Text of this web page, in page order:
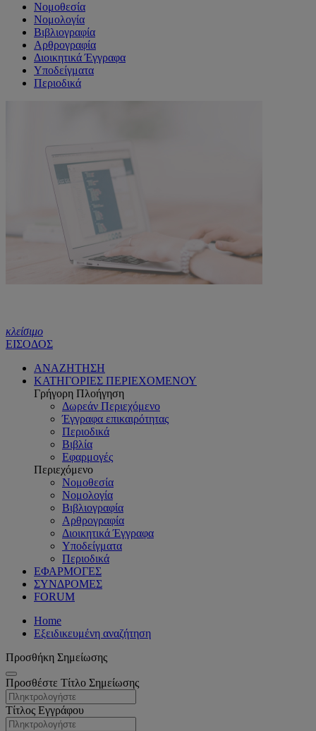
Νομοθεσία
Νομολογία
Βιβλιογραφία
Αρθρογραφία
Διοικητικά Έγγραφα
Υποδείγματα
Περιοδικά
κλείσιμο
ΕΙΣΟΔΟΣ
ΑΝΑΖΗΤΗΣΗ
ΚΑΤΗΓΟΡΙΕΣ ΠΕΡΙΕΧΟΜΕΝΟΥ
Γρήγορη Πλοήγηση
Δωρεάν Περιεχόμενο
Έγγραφα επικαιρότητας
Περιοδικά
Βιβλία
Εφαρμογές
Περιεχόμενο
Νομοθεσία
Νομολογία
Βιβλιογραφία
Αρθρογραφία
Διοικητικά Έγγραφα
Υποδείγματα
Περιοδικά
ΕΦΑΡΜΟΓΕΣ
ΣΥΝΔΡΟΜΕΣ
FORUM
Home
Εξειδικευμένη αναζήτηση
Προσθήκη Σημείωσης
Προσθέστε Τίτλο Σημείωσης
Τίτλος Εγγράφου